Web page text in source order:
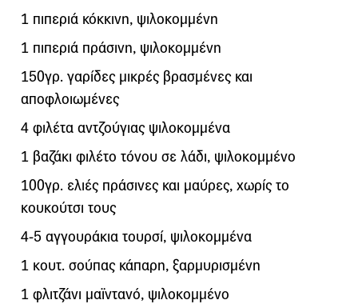
1 πιπεριά κόκκινη, ψιλοκομμένη
1 πιπεριά πράσινη, ψιλοκομμένη
150γρ. γαρίδες μικρές βρασμένες και
αποφλοιωμένες
4 φιλέτα αντζούγιας ψιλοκομμένα
1 βαζάκι φιλέτο τόνου σε λάδι, ψιλοκομμένο
100γρ. ελιές πράσινες και μαύρες, χωρίς το
κουκούτσι τους
4-5 αγγουράκια τουρσί, ψιλοκομμένα
1 κουτ. σούπας κάπαρη, ξαρμυρισμένη
1 φλιτζάνι μαϊντανό, ψιλοκομμένο